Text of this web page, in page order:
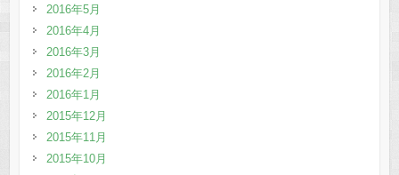
2016年5月
2016年4月
2016年3月
2016年2月
2016年1月
2015年12月
2015年11月
2015年10月